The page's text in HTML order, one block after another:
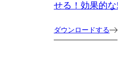
せる！効果的
ダウンロードする